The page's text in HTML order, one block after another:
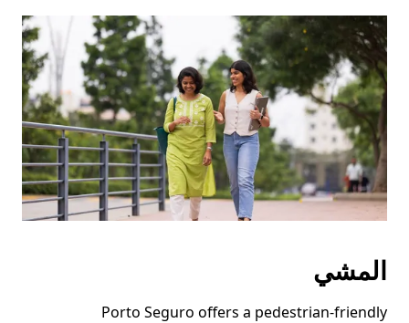
المشي
Porto Seguro offers a pedestrian-friendly